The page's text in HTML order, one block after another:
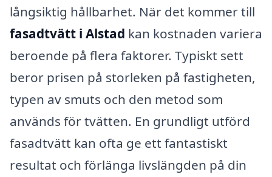
långsiktig hållbarhet. När det kommer till
fasadtvätt i Alstad kan kostnaden variera
beroende på flera faktorer. Typiskt sett
beror prisen på storleken på fastigheten,
typen av smuts och den metod som
används för tvätten. En grundligt utförd
fasadtvätt kan ofta ge ett fantastiskt
resultat och förlänga livslängden på din